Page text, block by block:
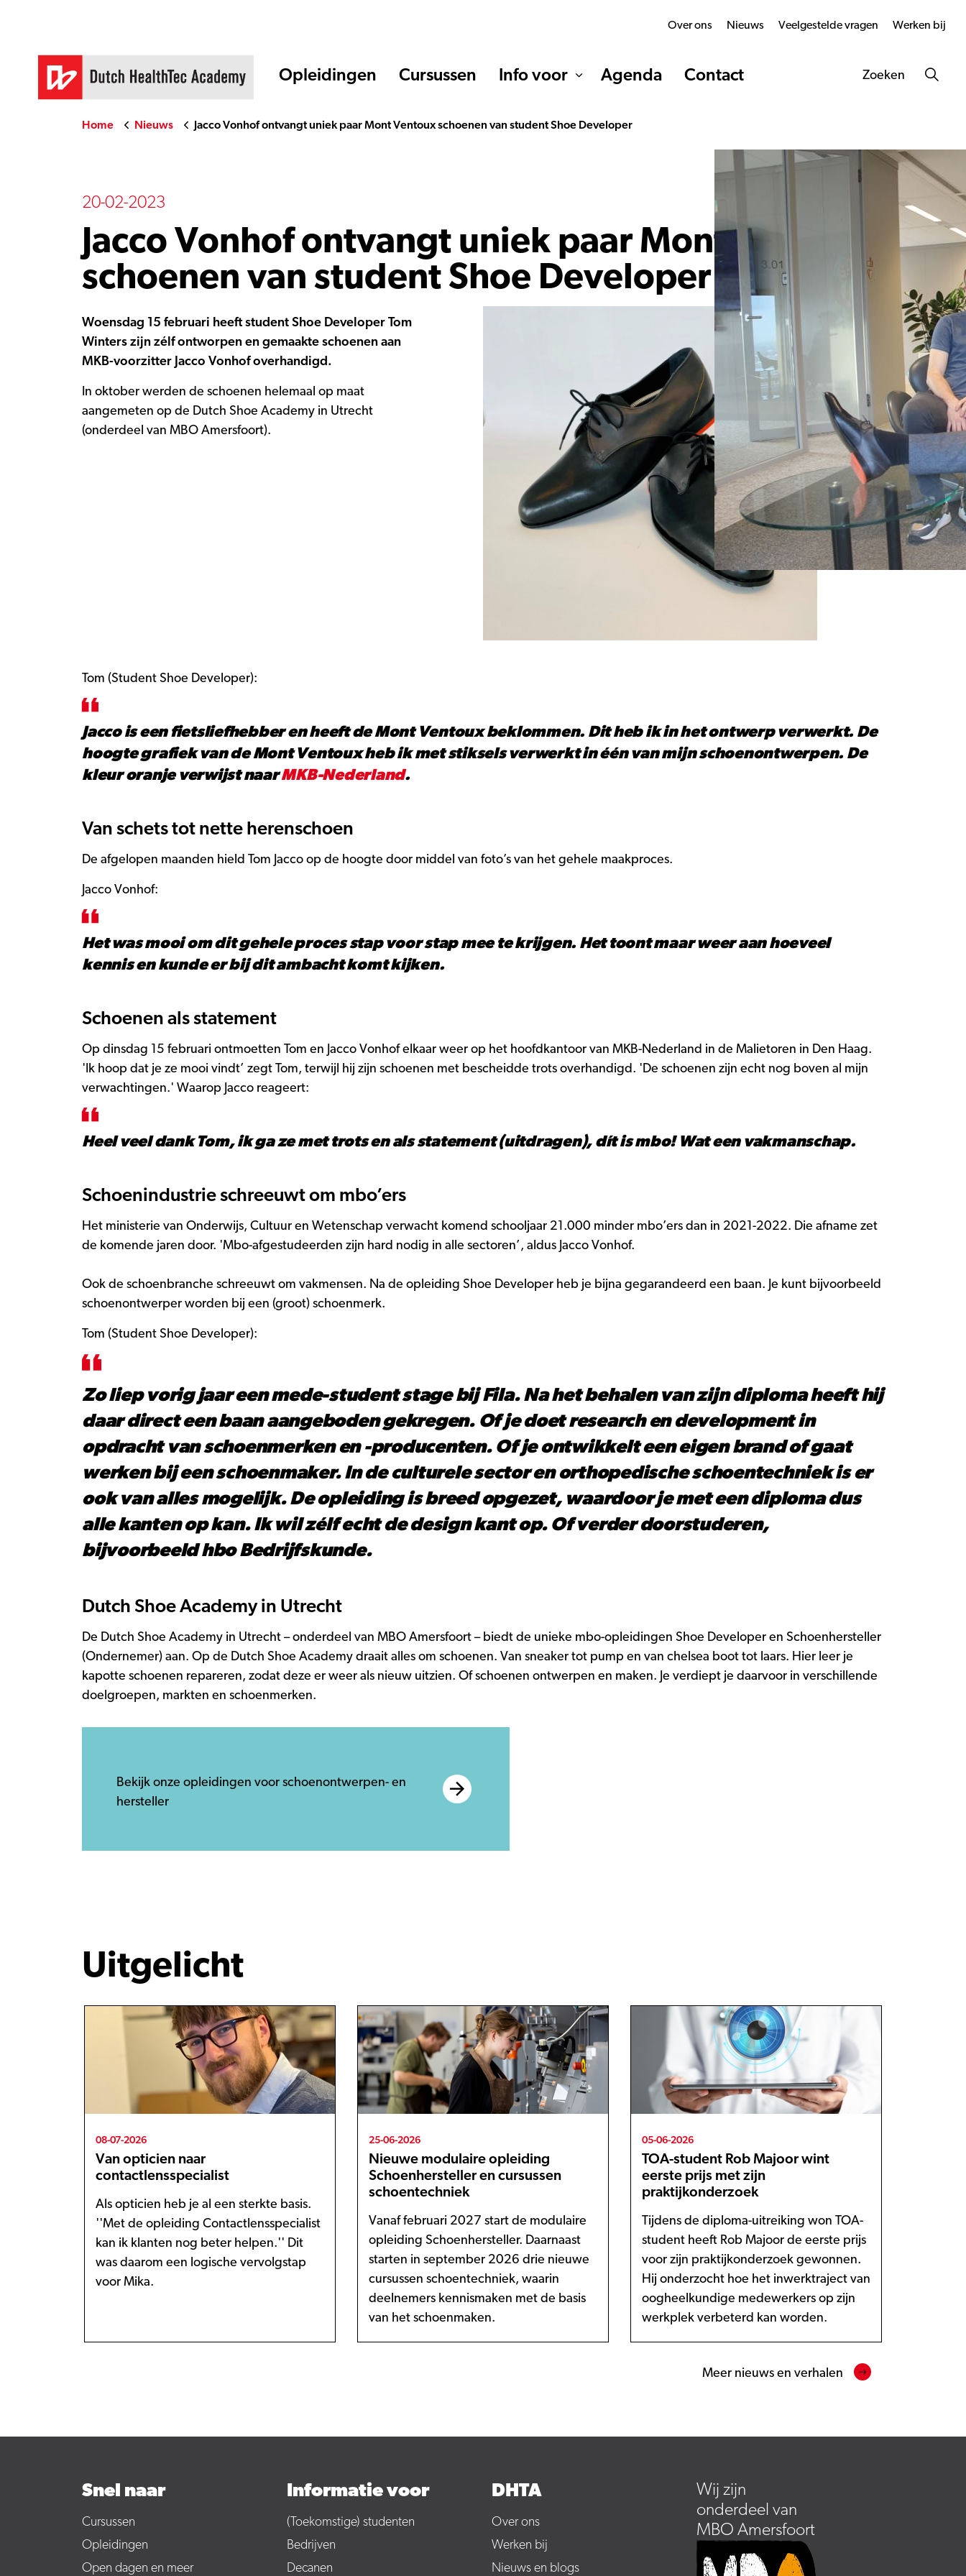
Opleidingen Cursussen Info voor Agenda Contact
Over ons Nieuws Veelgestelde vragen Werken bij
Zoeken
Home Nieuws Jacco Vonhof ontvangt uniek paar Mont Ventoux schoenen van student Shoe Developer
20-02-2023
Jacco Vonhof ontvangt uniek paar Mont Ventoux
schoenen van student Shoe Developer
Woensdag 15 februari heeft student Shoe Developer Tom
Winters zijn zélf ontworpen en gemaakte schoenen aan
MKB-voorzitter Jacco Vonhof overhandigd.
In oktober werden de schoenen helemaal op maat
aangemeten op de Dutch Shoe Academy in Utrecht
(onderdeel van MBO Amersfoort).
Tom (Student Shoe Developer):
Jacco is een fietsliefhebber en heeft de Mont Ventoux beklommen. Dit heb ik in het ontwerp verwerkt. De
hoogte grafiek van de Mont Ventoux heb ik met stiksels verwerkt in één van mijn schoenontwerpen. De
kleur oranje verwijst naarMKB-Nederland.
Van schets tot nette herenschoen
De afgelopen maanden hield Tom Jacco op de hoogte door middel van foto’s van het gehele maakproces.
Jacco Vonhof:
Het was mooi om dit gehele proces stap voor stap mee te krijgen. Het toont maar weer aan hoeveel
kennis en kunde er bij dit ambacht komt kijken.
Schoenen als statement
Op dinsdag 15 februari ontmoetten Tom en Jacco Vonhof elkaar weer op het hoofdkantoor van MKB-Nederland in de Malietoren in Den Haag.
'Ik hoop dat je ze mooi vindt’ zegt Tom, terwijl hij zijn schoenen met bescheidde trots overhandigd. 'De schoenen zijn echt nog boven al mijn
verwachtingen.' Waarop Jacco reageert:
Heel veel dank Tom, ik ga ze met trots en als statement (uitdragen), dít is mbo! Wat een vakmanschap.
Schoenindustrie schreeuwt om mbo’ers
Het ministerie van Onderwijs, Cultuur en Wetenschap verwacht komend schooljaar 21.000 minder mbo’ers dan in 2021-2022. Die afname zet
de komende jaren door. 'Mbo-afgestudeerden zijn hard nodig in alle sectoren’, aldus Jacco Vonhof.
Ook de schoenbranche schreeuwt om vakmensen. Na de opleiding Shoe Developer heb je bijna gegarandeerd een baan. Je kunt bijvoorbeeld
schoenontwerper worden bij een (groot) schoenmerk.
Tom (Student Shoe Developer):
Zo liep vorig jaar een mede-student stage bij Fila. Na het behalen van zijn diploma heeft hij
daar direct een baan aangeboden gekregen. Of je doet research en development in
opdracht van schoenmerken en -producenten. Of je ontwikkelt een eigen brand of gaat
werken bij een schoenmaker. In de culturele sector en orthopedische schoentechniek is er
ook van alles mogelijk. De opleiding is breed opgezet, waardoor je met een diploma dus
alle kanten op kan. Ik wil zélf echt de design kant op. Of verder doorstuderen,
bijvoorbeeld hbo Bedrijfskunde.
Dutch Shoe Academy in Utrecht
De Dutch Shoe Academy in Utrecht – onderdeel van MBO Amersfoort – biedt de unieke mbo-opleidingen Shoe Developer en Schoenhersteller
(Ondernemer) aan. Op de Dutch Shoe Academy draait alles om schoenen. Van sneaker tot pump en van chelsea boot tot laars. Hier leer je
kapotte schoenen repareren, zodat deze er weer als nieuw uitzien. Of schoenen ontwerpen en maken. Je verdiept je daarvoor in verschillende
doelgroepen, markten en schoenmerken.
Bekijk onze opleidingen voor schoenontwerpen- en
hersteller
Uitgelicht
08-07-2026
Van opticien naar
contactlensspecialist
Als opticien heb je al een sterkte basis.
''Met de opleiding Contactlensspecialist
kan ik klanten nog beter helpen.'' Dit
was daarom een logische vervolgstap
voor Mika.
25-06-2026
Nieuwe modulaire opleiding
Schoenhersteller en cursussen
schoentechniek
Vanaf februari 2027 start de modulaire
opleiding Schoenhersteller. Daarnaast
starten in september 2026 drie nieuwe
cursussen schoentechniek, waarin
deelnemers kennismaken met de basis
van het schoenmaken.
05-06-2026
TOA-student Rob Majoor wint
eerste prijs met zijn
praktijkonderzoek
Tijdens de diploma-uitreiking won TOA-
student heeft Rob Majoor de eerste prijs
voor zijn praktijkonderzoek gewonnen.
Hij onderzocht hoe het inwerktraject van
oogheelkundige medewerkers op zijn
werkplek verbeterd kan worden.
Meer nieuws en verhalen
Snel naar
Cursussen
Opleidingen
Open dagen en meer
Informatie voor
(Toekomstige) studenten
Bedrijven
Decanen
DHTA
Over ons
Werken bij
Nieuws en blogs
Wij zijn
onderdeel van
MBO Amersfoort